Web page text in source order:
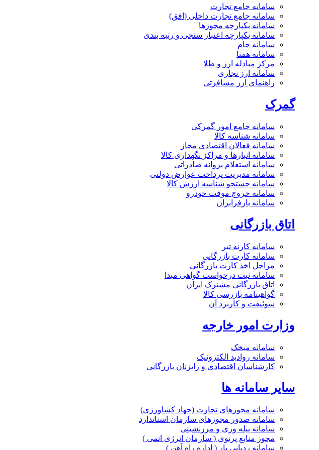
سامانه جامع تجارت
سامانه جامع تجارت داخلی (افق)
سامانه یکپارچه مجوزها
سامانه یکپارچه اعتبار سنجی و رتبه بندی
سامانه جام
سامانه همتا
مرکز مبادله ارز و طلا
سامانه ارز تجاری
راهنمای ارز مسافرتی
گمرک
سامانه جامع امور گمرکی
سامانه شناسه کالا
سامانه فعالان اقتصادی مجاز
سامانه انبارها و مراکز نگهداری کالا
سامانه استعلام پروانه صادراتی
سامانه مدیریت پرداخت عوارض دولتی
سامانه جستجو شناسه ارزش کالا
سامانه خروج موقت خودرو
سامانه بارفرابران
اتاق بازرگانی
سامانه کارنه تیر
سامانه کارت بازرگانی
مراحل اخذ کارت بازرگانی
سامانه ثبت درخواست گواهی مبدا
اتاق بازرگانی مشترک ایران
گواهینامه بازرسی کالا
سوئیفت و کاربرد آن
وزارت امور خارجه
سامانه میخک
سامانه روادید الکترونیک
کارشناسان اقتصادی و رایزنان بازرگانی
سایر سامانه ها
سامانه مجوزهای تجارت (جهاد کشاورزی)
سامانه صدور مجوزهای سازمان استاندارد
سامانه پیله وری و مرزنشینی
مجوز منابع پرتوی ( سازمان انرژی اتمی )
سامانه ردیابی بار ( اداره راه آهن )